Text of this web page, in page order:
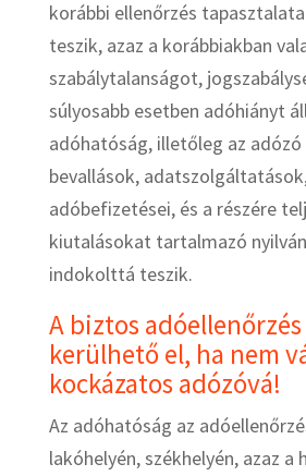
korábbi ellenőrzés
teszik, azaz a korábbiakban
szabálytalanságot,
súlyosabb esetben adóhiányt
adóhatóság, illetőleg az
bevallások,
adóbefizetései, és a részére
kiutalásokat tartalmazó
indokolttá teszik.
A biztos
kerülhető el, ha nem
kockázatos adózóvá!
Az adóhatóság az
lakóhelyén, székhelyén, azaz a